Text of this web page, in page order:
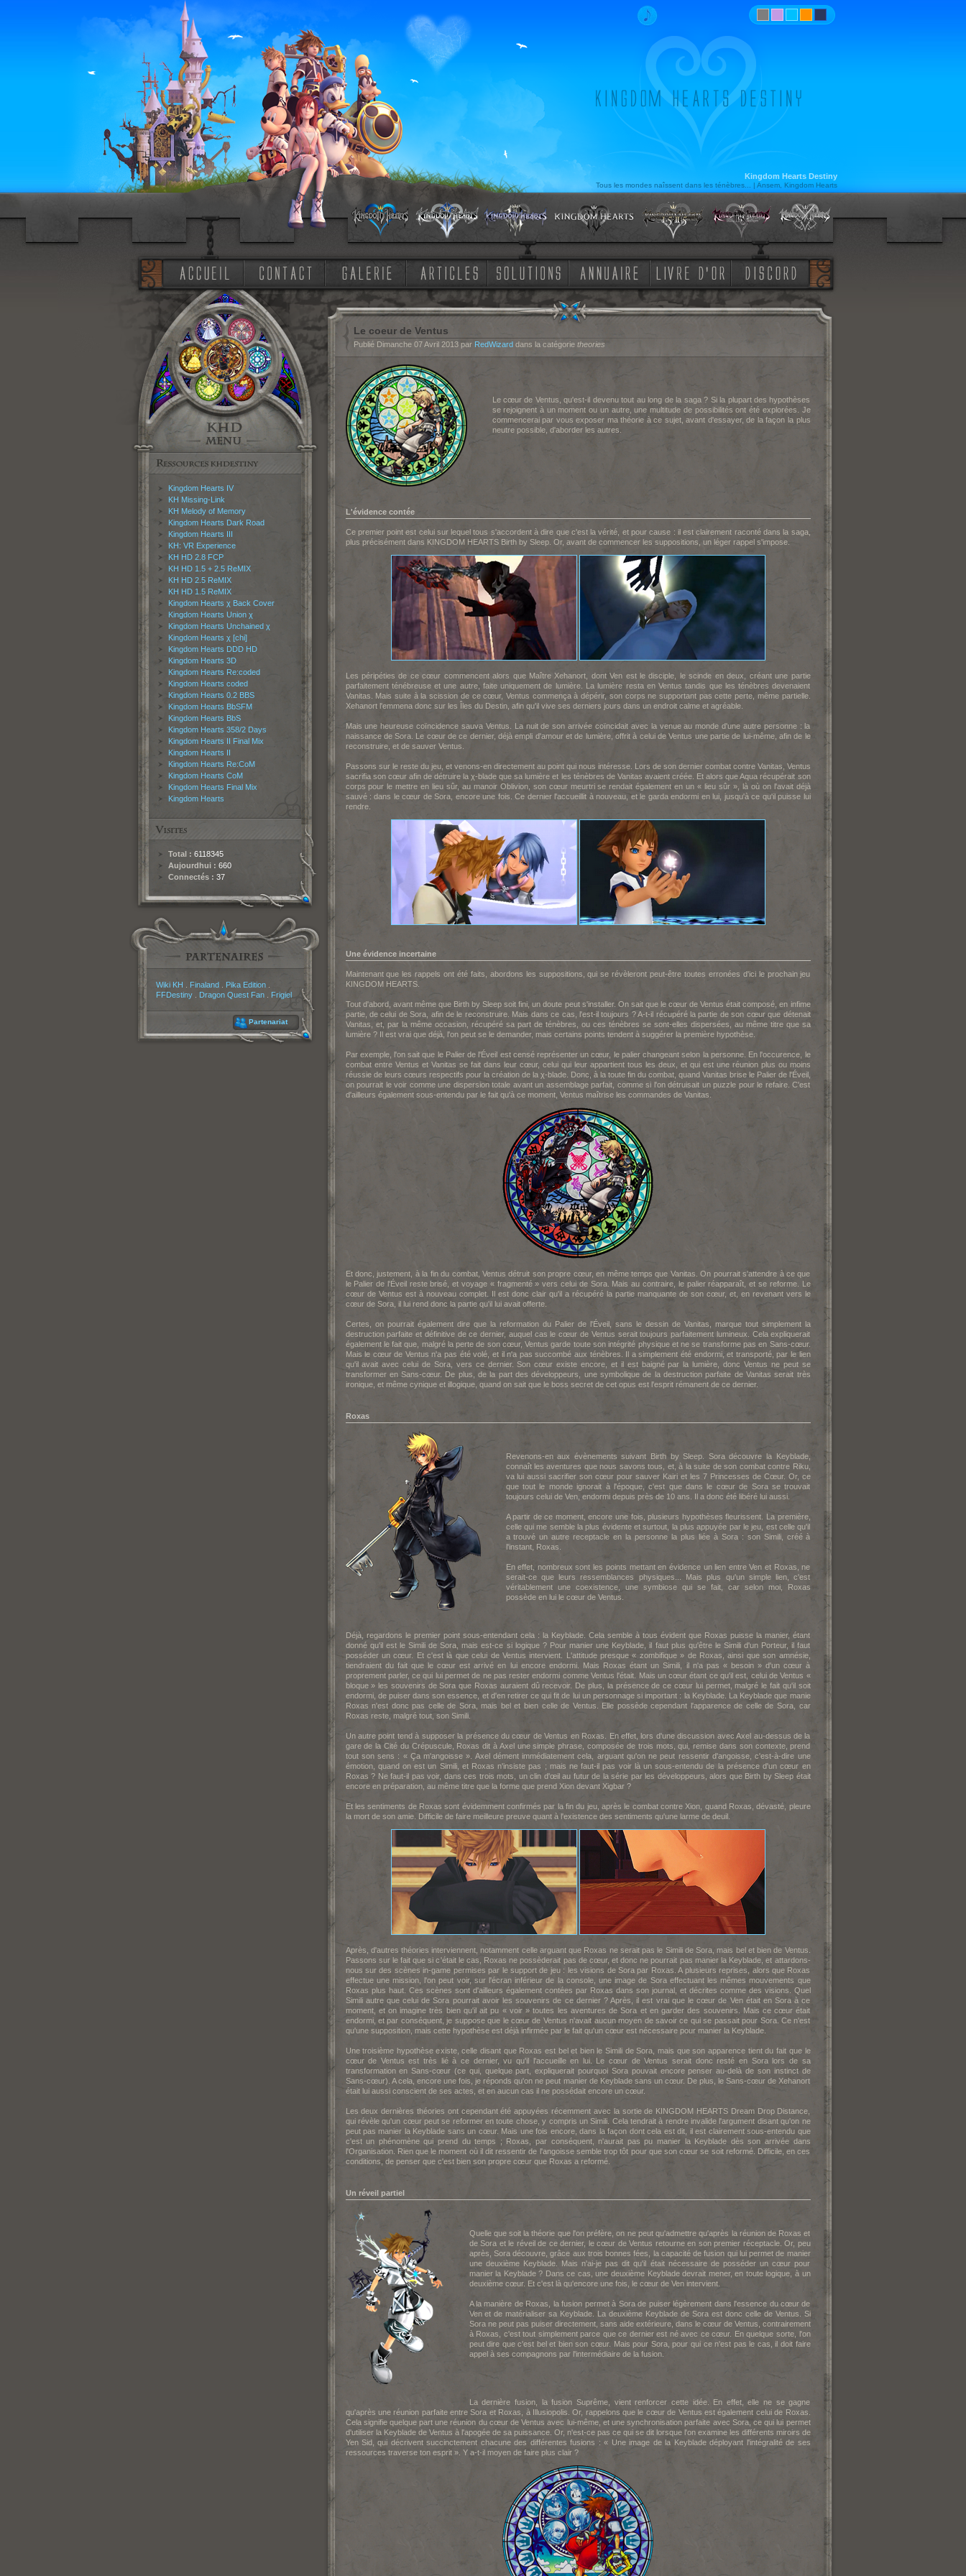
Kingdom Hearts Destiny
Tous les mondes naîssent dans les ténèbres... | Ansem, Kingdom Hearts
Kingdom Hearts IV
KH Missing-Link
KH Melody of Memory
Kingdom Hearts Dark Road
Kingdom Hearts III
KH: VR Experience
KH HD 2.8 FCP
KH HD 1.5 + 2.5 ReMIX
KH HD 2.5 ReMIX
KH HD 1.5 ReMIX
Kingdom Hearts χ Back Cover
Kingdom Hearts Union χ
Kingdom Hearts Unchained χ
Kingdom Hearts χ [chi]
Kingdom Hearts DDD HD
Kingdom Hearts 3D
Kingdom Hearts Re:coded
Kingdom Hearts coded
Kingdom Hearts 0.2 BBS
Kingdom Hearts BbSFM
Kingdom Hearts BbS
Kingdom Hearts 358/2 Days
Kingdom Hearts II Final Mix
Kingdom Hearts II
Kingdom Hearts Re:CoM
Kingdom Hearts CoM
Kingdom Hearts Final Mix
Kingdom Hearts
Total : 6118345
Aujourdhui : 660
Connectés : 37
Wiki KH Finaland. Pika Edition.
FFDestiny. Dragon Quest Fan. Frigiel
Partenariat
Le coeur de Ventus
Publié Dimanche 07 Avril 2013 par RedWizarddans la catégorie theories
Le cœur de Ventus, qu'est-il devenu tout au long de la saga ? Si la plupart des hypothèses
se rejoignent à un moment ou un autre, une multitude de possibilités ont été explorées. Je
commencerai par vous exposer ma théorie à ce sujet, avant d'essayer, de la façon la plus
neutre possible, d'aborder les autres.
L'évidence contée
Ce premier point est celui sur lequel tous s'accordent à dire que c'est la vérité, et pour cause : il est clairement raconté dans la saga,
plus précisément dans KINGDOM HEARTS Birth by Sleep. Or, avant de commencer les suppositions, un léger rappel s'impose.
Les péripéties de ce cœur commencent alors que Maître Xehanort, dont Ven est le disciple, le scinde en deux, créant une partie
parfaitement ténébreuse et une autre, faite uniquement de lumière. La lumière resta en Ventus tandis que les ténèbres devenaient
Vanitas. Mais suite à la scission de ce cœur, Ventus commença à dépérir, son corps ne supportant pas cette perte, même partielle.
Xehanort l'emmena donc sur les Îles du Destin, afin qu'il vive ses derniers jours dans un endroit calme et agréable.
Mais une heureuse coïncidence sauva Ventus. La nuit de son arrivée coïncidait avec la venue au monde d'une autre personne : la
naissance de Sora. Le cœur de ce dernier, déjà empli d'amour et de lumière, offrit à celui de Ventus une partie de lui-même, afin de le
reconstruire, et de sauver Ventus.
Passons sur le reste du jeu, et venons-en directement au point qui nous intéresse. Lors de son dernier combat contre Vanitas, Ventus
sacrifia son cœur afin de détruire la χ-blade que sa lumière et les ténèbres de Vanitas avaient créée. Et alors que Aqua récupérait son
corps pour le mettre en lieu sûr, au manoir Oblivion, son cœur meurtri se rendait également en un « lieu sûr », là où on l'avait déjà
sauvé : dans le cœur de Sora, encore une fois. Ce dernier l'accueillit à nouveau, et le garda endormi en lui, jusqu'à ce qu'il puisse lui
rendre.
Une évidence incertaine
Maintenant que les rappels ont été faits, abordons les suppositions, qui se révèleront peut-être toutes erronées d'ici le prochain jeu
KINGDOM HEARTS.
Tout d'abord, avant même que Birth by Sleep soit fini, un doute peut s'installer. On sait que le cœur de Ventus était composé, en infime
partie, de celui de Sora, afin de le reconstruire. Mais dans ce cas, l'est-il toujours ? A-t-il récupéré la partie de son cœur que détenait
Vanitas, et, par la même occasion, récupéré sa part de ténèbres, ou ces ténèbres se sont-elles dispersées, au même titre que sa
lumière ? Il est vrai que déjà, l'on peut se le demander, mais certains points tendent à suggérer la première hypothèse.
Par exemple, l'on sait que le Palier de l'Éveil est censé représenter un cœur, le palier changeant selon la personne. En l'occurence, le
combat entre Ventus et Vanitas se fait dans leur cœur, celui qui leur appartient tous les deux, et qui est une réunion plus ou moins
réussie de leurs cœurs respectifs pour la création de la χ-blade. Donc, à la toute fin du combat, quand Vanitas brise le Palier de l'Éveil,
on pourrait le voir comme une dispersion totale avant un assemblage parfait, comme si l'on détruisait un puzzle pour le refaire. C'est
d'ailleurs également sous-entendu par le fait qu'à ce moment, Ventus maîtrise les commandes de Vanitas.
Et donc, justement, à la fin du combat, Ventus détruit son propre cœur, en même temps que Vanitas. On pourrait s'attendre à ce que
le Palier de l'Éveil reste brisé, et voyage « fragmenté » vers celui de Sora. Mais au contraire, le palier réapparaît, et se reforme. Le
cœur de Ventus est à nouveau complet. Il est donc clair qu'il a récupéré la partie manquante de son cœur, et, en revenant vers le
cœur de Sora, il lui rend donc la partie qu'il lui avait offerte.
Certes, on pourrait également dire que la reformation du Palier de l'Éveil, sans le dessin de Vanitas, marque tout simplement la
destruction parfaite et définitive de ce dernier, auquel cas le cœur de Ventus serait toujours parfaitement lumineux. Cela expliquerait
également le fait que, malgré la perte de son cœur, Ventus garde toute son intégrité physique et ne se transforme pas en Sans-cœur.
Mais le cœur de Ventus n'a pas été volé, et il n'a pas succombé aux ténèbres. Il a simplement été endormi, et transporté, par le lien
qu'il avait avec celui de Sora, vers ce dernier. Son cœur existe encore, et il est baigné par la lumière, donc Ventus ne peut se
transformer en Sans-cœur. De plus, de la part des développeurs, une symbolique de la destruction parfaite de Vanitas serait très
ironique, et même cynique et illogique, quand on sait que le boss secret de cet opus est l'esprit rémanent de ce dernier.
Roxas
Revenons-en aux évènements suivant Birth by Sleep. Sora découvre la Keyblade,
connaît les aventures que nous savons tous, et, à la suite de son combat contre Riku,
va lui aussi sacrifier son cœur pour sauver Kairi et les 7 Princesses de Cœur. Or, ce
que tout le monde ignorait à l'époque, c'est que dans le cœur de Sora se trouvait
toujours celui de Ven, endormi depuis près de 10 ans. Il a donc été libéré lui aussi.
A partir de ce moment, encore une fois, plusieurs hypothèses fleurissent. La première,
celle qui me semble la plus évidente et surtout, la plus appuyée par le jeu, est celle qu'il
a trouvé un autre receptacle en la personne la plus liée à Sora : son Simili, créé à
l'instant, Roxas.
En effet, nombreux sont les points mettant en évidence un lien entre Ven et Roxas, ne
serait-ce que leurs ressemblances physiques... Mais plus qu'un simple lien, c'est
véritablement une coexistence, une symbiose qui se fait, car selon moi, Roxas
possède en lui le cœur de Ventus.
Déjà, regardons le premier point sous-entendant cela : la Keyblade. Cela semble à tous évident que Roxas puisse la manier, étant
donné qu'il est le Simili de Sora, mais est-ce si logique ? Pour manier une Keyblade, il faut plus qu'être le Simili d'un Porteur, il faut
posséder un cœur. Et c'est là que celui de Ventus intervient. L'attitude presque « zombifique » de Roxas, ainsi que son amnésie,
tiendraient du fait que le cœur est arrivé en lui encore endormi. Mais Roxas étant un Simili, il n'a pas « besoin » d'un cœur à
proprement parler, ce qui lui permet de ne pas rester endormi comme Ventus l'était. Mais un cœur étant ce qu'il est, celui de Ventus «
bloque » les souvenirs de Sora que Roxas auraient dû recevoir. De plus, la présence de ce cœur lui permet, malgré le fait qu'il soit
endormi, de puiser dans son essence, et d'en retirer ce qui fit de lui un personnage si important : la Keyblade. La Keyblade que manie
Roxas n'est donc pas celle de Sora, mais bel et bien celle de Ventus. Elle possède cependant l'apparence de celle de Sora, car
Roxas reste, malgré tout, son Simili.
Un autre point tend à supposer la présence du cœur de Ventus en Roxas. En effet, lors d'une discussion avec Axel au-dessus de la
gare de la Cité du Crépuscule, Roxas dit à Axel une simple phrase, composée de trois mots, qui, remise dans son contexte, prend
tout son sens : « Ça m'angoisse ». Axel dément immédiatement cela, arguant qu'on ne peut ressentir d'angoisse, c'est-à-dire une
émotion, quand on est un Simili, et Roxas n'insiste pas ; mais ne faut-il pas voir là un sous-entendu de la présence d'un cœur en
Roxas ? Ne faut-il pas voir, dans ces trois mots, un clin d'œil au futur de la série par les développeurs, alors que Birth by Sleep était
encore en préparation, au même titre que la forme que prend Xion devant Xigbar ?
Et les sentiments de Roxas sont évidemment confirmés par la fin du jeu, après le combat contre Xion, quand Roxas, dévasté, pleure
la mort de son amie. Difficile de faire meilleure preuve quant à l'existence des sentiments qu'une larme de deuil.
Après, d'autres théories interviennent, notamment celle arguant que Roxas ne serait pas le Simili de Sora, mais bel et bien de Ventus.
Passons sur le fait que si c'était le cas, Roxas ne possèderait pas de cœur, et donc ne pourrait pas manier la Keyblade, et attardons-
nous sur des scènes in-game permises par le support de jeu : les visions de Sora par Roxas. A plusieurs reprises, alors que Roxas
effectue une mission, l'on peut voir, sur l'écran inférieur de la console, une image de Sora effectuant les mêmes mouvements que
Roxas plus haut. Ces scènes sont d'ailleurs également contées par Roxas dans son journal, et décrites comme des visions. Quel
Simili autre que celui de Sora pourrait avoir les souvenirs de ce dernier ? Après, il est vrai que le cœur de Ven était en Sora à ce
moment, et on imagine très bien qu'il ait pu « voir » toutes les aventures de Sora et en garder des souvenirs. Mais ce cœur était
endormi, et par conséquent, je suppose que le cœur de Ventus n'avait aucun moyen de savoir ce qui se passait pour Sora. Ce n'est
qu'une supposition, mais cette hypothèse est déjà infirmée par le fait qu'un cœur est nécessaire pour manier la Keyblade.
Une troisième hypothèse existe, celle disant que Roxas est bel et bien le Simili de Sora, mais que son apparence tient du fait que le
cœur de Ventus est très lié à ce dernier, vu qu'il l'accueille en lui. Le cœur de Ventus serait donc resté en Sora lors de sa
transformation en Sans-cœur (ce qui, quelque part, expliquerait pourquoi Sora pouvait encore penser au-delà de son instinct de
Sans-cœur). A cela, encore une fois, je réponds qu'on ne peut manier de Keyblade sans un cœur. De plus, le Sans-cœur de Xehanort
était lui aussi conscient de ses actes, et en aucun cas il ne possédait encore un cœur.
Les deux dernières théories ont cependant été appuyées récemment avec la sortie de KINGDOM HEARTS Dream Drop Distance,
qui révèle qu'un cœur peut se reformer en toute chose, y compris un Simili. Cela tendrait à rendre invalide l'argument disant qu'on ne
peut pas manier la Keyblade sans un cœur. Mais une fois encore, dans la façon dont cela est dit, il est clairement sous-entendu que
c'est un phénomène qui prend du temps ; Roxas, par conséquent, n'aurait pas pu manier la Keyblade dès son arrivée dans
l'Organisation. Rien que le moment où il dit ressentir de l'angoisse semble trop tôt pour que son cœur se soit reformé. Difficile, en ces
conditions, de penser que c'est bien son propre cœur que Roxas a reformé.
Un réveil partiel
Quelle que soit la théorie que l'on préfère, on ne peut qu'admettre qu'après la réunion de Roxas et
de Sora et le réveil de ce dernier, le cœur de Ventus retourne en son premier réceptacle. Or, peu
après, Sora découvre, grâce aux trois bonnes fées, la capacité de fusion qui lui permet de manier
une deuxième Keyblade. Mais n'ai-je pas dit qu'il était nécessaire de posséder un cœur pour
manier la Keyblade ? Dans ce cas, une deuxième Keyblade devrait mener, en toute logique, à un
deuxième cœur. Et c'est là qu'encore une fois, le cœur de Ven intervient.
A la manière de Roxas, la fusion permet à Sora de puiser légèrement dans l'essence du cœur de
Ven et de matérialiser sa Keyblade. La deuxième Keyblade de Sora est donc celle de Ventus. Si
Sora ne peut pas puiser directement, sans aide extérieure, dans le cœur de Ventus, contrairement
à Roxas, c'est tout simplement parce que ce dernier est né avec ce cœur. En quelque sorte, l'on
peut dire que c'est bel et bien son cœur. Mais pour Sora, pour qui ce n'est pas le cas, il doit faire
appel à ses compagnons par l'intermédiaire de la fusion.
La dernière fusion, la fusion Suprême, vient renforcer cette idée. En effet, elle ne se gagne
qu'après une réunion parfaite entre Sora et Roxas, à Illusiopolis. Or, rappelons que le cœur de Ventus est également celui de Roxas.
Cela signifie quelque part une réunion du cœur de Ventus avec lui-même, et une synchronisation parfaite avec Sora, ce qui lui permet
d'utiliser la Keyblade de Ventus à l'apogée de sa puissance. Or, n'est-ce pas ce qui se dit lorsque l'on examine les différents miroirs de
Yen Sid, qui décrivent succinctement chacune des différentes fusions : « Une image de la Keyblade déployant l'intégralité de ses
ressources traverse ton esprit ». Y a-t-il moyen de faire plus clair ?